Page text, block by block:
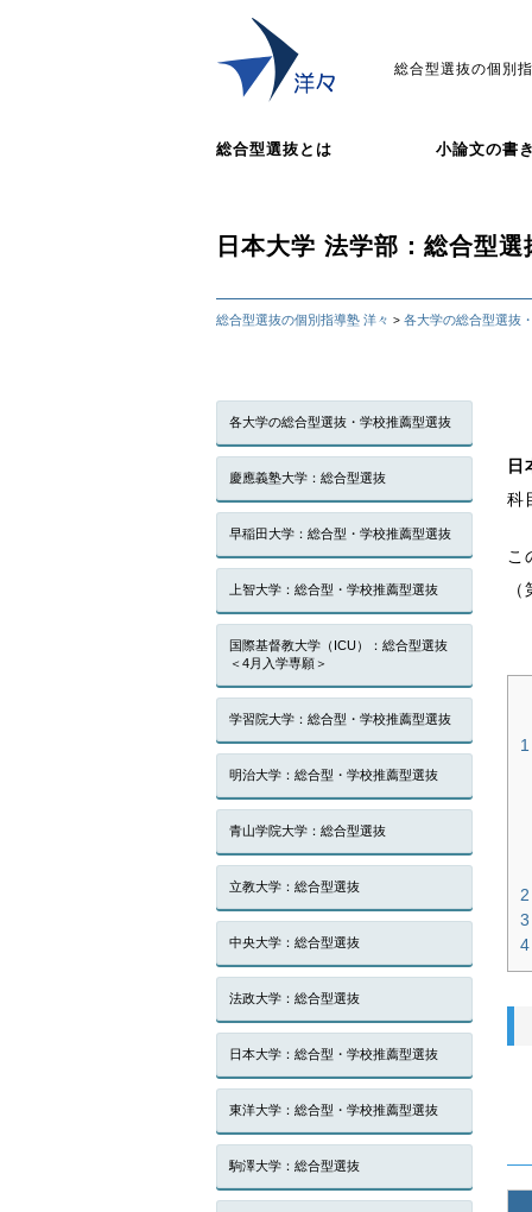
総合型選抜の個別
総合型選抜とは 小論文の書
日本大学 法学部：総合型選
総合型選抜の個別指導塾 洋々 > 各大学の総合型選抜
日
科
こ
1
2
3
4
各大学の総合型選抜・学校推薦型選抜
慶應義塾大学：総合型選抜
早稲田大学：総合型・学校推薦型選抜
上智大学：総合型・学校推薦型選抜
国際基督教大学（ICU）：総合型選抜
＜4月入学専願＞
学習院大学：総合型・学校推薦型選抜
明治大学：総合型・学校推薦型選抜
青山学院大学：総合型選抜
立教大学：総合型選抜
中央大学：総合型選抜
法政大学：総合型選抜
日本大学：総合型・学校推薦型選抜
東洋大学：総合型・学校推薦型選抜
駒澤大学：総合型選抜